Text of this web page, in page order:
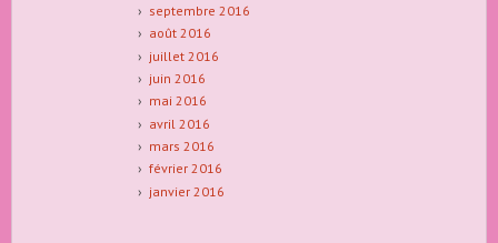
septembre 2016
août 2016
juillet 2016
juin 2016
mai 2016
avril 2016
mars 2016
février 2016
janvier 2016